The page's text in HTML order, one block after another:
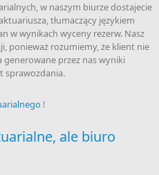
w naszym biurze dostajecie
tłumaczący językiem
w wynikach wyceny rezerw. Nasz
ponieważ rozumiemy, że klient nie
generowane przez nas wyniki
sprawozdania.
!
ale biuro